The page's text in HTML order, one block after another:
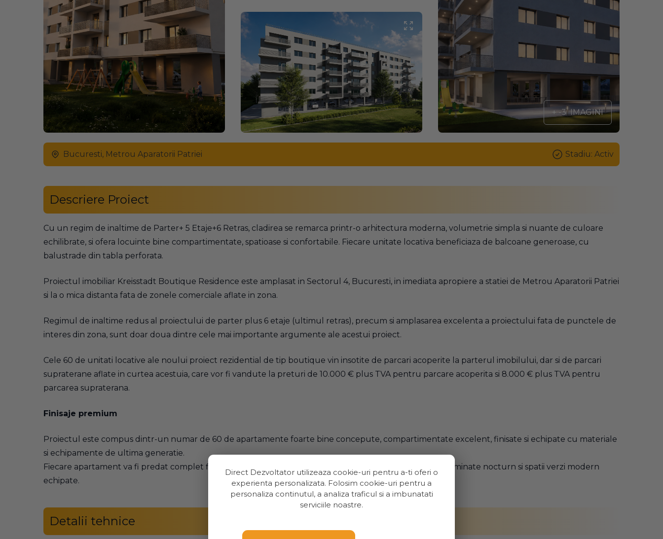
+ -3 IMAGINI
Bucuresti, Metrou Aparatorii Patriei Stadiu: Activ
Descriere Proiect
Cu un regim de inaltime de Parter+ 5 Etaje+6 Retras, cladirea se remarca printr-o arhitectura moderna, volumetrie simpla si nuante de culoare
echilibrate, si ofera locuinte bine compartimentate, spatioase si confortabile. Fiecare unitate locativa beneficiaza de balcoane generoase, cu
balustrade din tabla perforata.
Proiectul imobiliar Kreisstadt Boutique Residence este amplasat in Sectorul 4, Bucuresti, in imediata apropiere a statiei de Metrou Aparatorii Patriei
si la o mica distanta fata de zonele comerciale aflate in zona.
Regimul de inaltime redus al proiectului de parter plus 6 etaje (ultimul retras), precum si amplasarea excelenta a proiectului fata de punctele de
interes din zona, sunt doar doua dintre cele mai importante argumente ale acestui proiect.
Cele 60 de unitati locative ale noului proiect rezidential de tip boutique vin insotite de parcari acoperite la parterul imobilului, dar si de parcari
supraterane aflate in curtea acestuia, care vor fi vandute la preturi de 10.000 € plus TVA pentru parcare acoperita si 8.000 € plus TVA pentru
parcarea supraterana.
Finisaje premium
Proiectul este compus dintr-un numar de 60 de apartamente foarte bine concepute, compartimentate excelent, finisate si echipate cu materiale
si echipamente de ultima generatie.
Fiecare apartament va fi predat complet finisat, conectat la toate utilitatile orasului, cu spatii comune iluminate nocturn si spatii verzi modern
echipate.
Detalii tehnice
Direct Dezvoltator utilizeaza cookie-uri pentru a-ti oferi o
experienta personalizata. Folosim cookie-uri pentru a
personaliza continutul, a analiza traficul si a imbunatati
serviciile noastre.